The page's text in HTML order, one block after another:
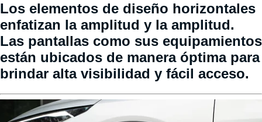
Los elementos de diseño horizontales
enfatizan la amplitud y la amplitud.
Las pantallas como sus equipamientos
están ubicados de manera óptima para
brindar alta visibilidad y fácil acceso.